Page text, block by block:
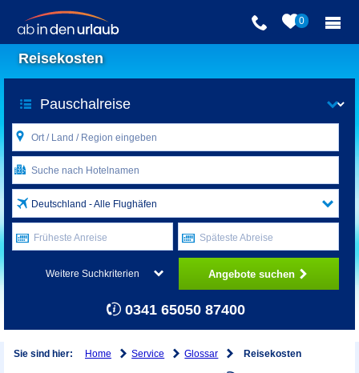
0
Reisekosten
Deutschland - Alle Flughäfen
Früheste Anreise Späteste Abreise
Weitere Suchkriterien Angebote suchen
0341 65050 87400
Sie sind hier: Home Service Glossar Reisekosten